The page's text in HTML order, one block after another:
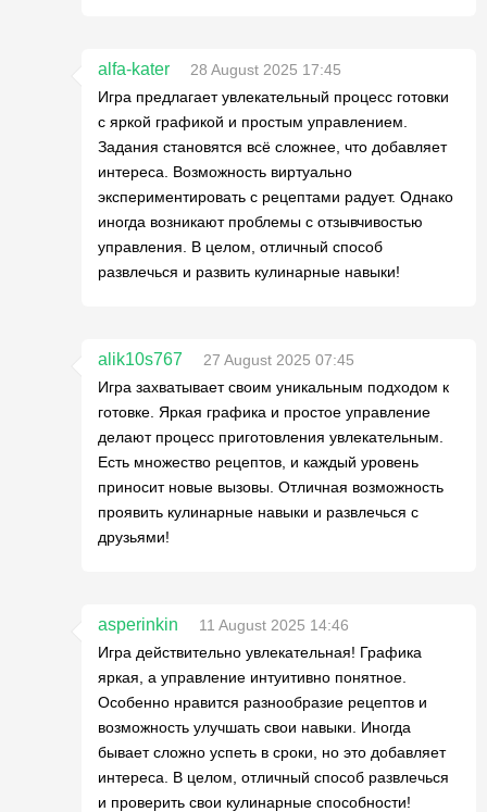
alfa-kater
28 August 2025 17:45
Игра предлагает увлекательный процесс готовки
с яркой графикой и простым управлением.
Задания становятся всё сложнее, что добавляет
интереса. Возможность виртуально
экспериментировать с рецептами радует. Однако
иногда возникают проблемы с отзывчивостью
управления. В целом, отличный способ
развлечься и развить кулинарные навыки!
alik10s767
27 August 2025 07:45
Игра захватывает своим уникальным подходом к
готовке. Яркая графика и простое управление
делают процесс приготовления увлекательным.
Есть множество рецептов, и каждый уровень
приносит новые вызовы. Отличная возможность
проявить кулинарные навыки и развлечься с
друзьями!
asperinkin
11 August 2025 14:46
Игра действительно увлекательная! Графика
яркая, а управление интуитивно понятное.
Особенно нравится разнообразие рецептов и
возможность улучшать свои навыки. Иногда
бывает сложно успеть в сроки, но это добавляет
интереса. В целом, отличный способ развлечься
и проверить свои кулинарные способности!